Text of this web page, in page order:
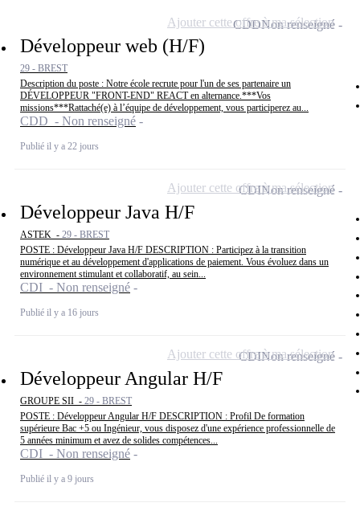
Développeur web (H/F)
29 - BREST
Description du poste : Notre école recrute pour l'un de ses partenaire un
DÉVELOPPEUR "FRONT-END" REACT en alternance.***Vos
missions***Rattaché(e) à l’équipe de développement, vous participerez au...
CDD - Non renseigné
Publié il y a 22 jours
CDDNon renseigné
Ajouter cette offre à ma sélection
Développeur Java H/F
ASTEK - 29 - BREST
POSTE : Développeur Java H/F DESCRIPTION : Participez à la transition
numérique et au développement d'applications de paiement. Vous évoluez dans un
environnement stimulant et collaboratif, au sein...
CDI - Non renseigné
Publié il y a 16 jours
CDINon renseigné
Ajouter cette offre à ma sélection
Développeur Angular H/F
GROUPE SII - 29 - BREST
POSTE : Développeur Angular H/F DESCRIPTION : Profil De formation
supérieure Bac +5 ou Ingénieur, vous disposez d'une expérience professionnelle de
5 années minimum et avez de solides compétences...
CDI - Non renseigné
Publié il y a 9 jours
CDINon renseigné
Ajouter cette offre à ma sélection